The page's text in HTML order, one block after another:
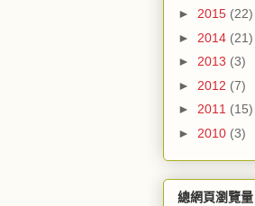
► 2015 (22)
► 2014 (21)
► 2013 (3)
► 2012 (7)
► 2011 (15)
► 2010 (3)
總網頁瀏覽量